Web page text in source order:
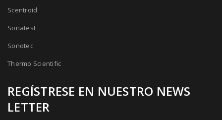
Scentroid
Sonatest
Sonotec
Thermo Scientific
REGÍSTRESE EN NUESTRO NEWS
LETTER